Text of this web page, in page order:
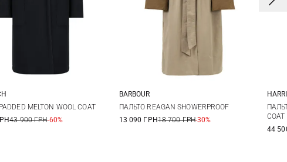
M L
MELTON WOOL COAT
43 900 ГРН-60%
8 10 12
BARBOUR
ПАЛЬТО REAGAN SHOWERPROOF
13 090 ГРН18 700 ГРН-30%
COAT
44